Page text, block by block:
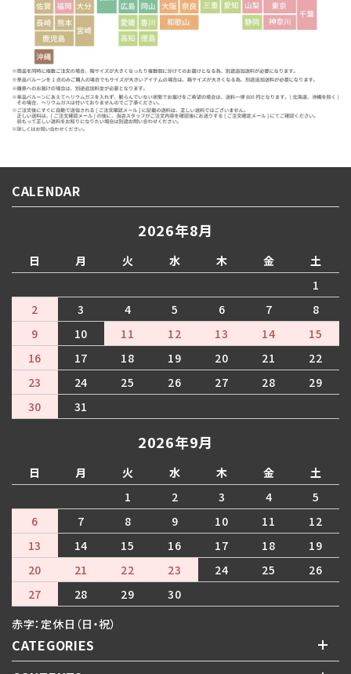
CALENDAR
2026年8月
日 月 火 水 木 金
土
1
2
3 4 5 6 7
8
9
10 11 12 13 14
15
16
17 18 19 20 21
22
23
24 25 26 27 28
29
30
31
2026年9月
日 月 火 水 木 金
土
1
2 3 4
5
6
7 8 9 10 11
12
13
14 15 16 17 18
19
20
21 22 23 24 25
26
27
28 29
30
赤字：定休日（日・祝）
CATEGORIES